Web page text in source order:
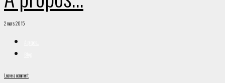
2 mars 2015
Leave a comment